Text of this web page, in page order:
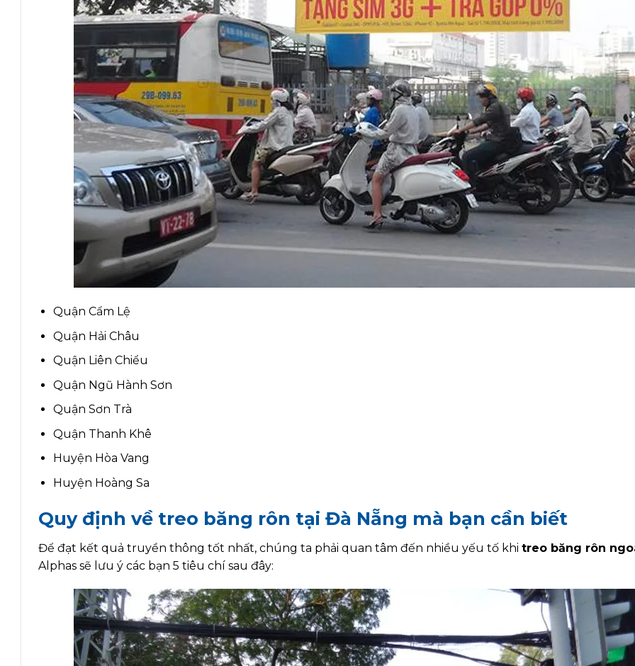
Quận Cẩm Lệ
Quận Hải Châu
Quận Liên Chiểu
Quận Ngũ Hành Sơn
Quận Sơn Trà
Quận Thanh Khê
Huyện Hòa Vang
Huyện Hoàng Sa
Quy định về treo băng rôn tại Đà Nẵng mà bạn cần biết
Để đạt kết quả truyền thông tốt nhất, chúng ta phải quan tâm đến nhiều yếu tố khi treo băng rôn
Alphas sẽ lưu ý các bạn 5 tiêu chí sau đây: